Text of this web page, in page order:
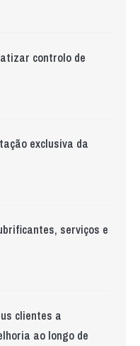
controlo de
exclusiva da
serviços e
clientes a
ao longo de